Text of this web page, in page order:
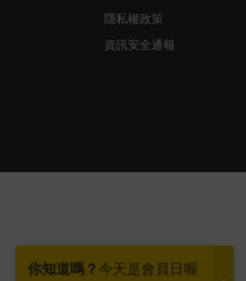
隱私權政策
資訊安全通報
你知道嗎？ 今天是會員日喔